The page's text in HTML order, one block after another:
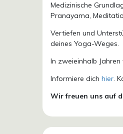
Medizinische
Pranayama,
Vertiefen und
deines Yoga-Weges.
In zweieinhalb
Informiere dichhier.
Wir freuen uns auf